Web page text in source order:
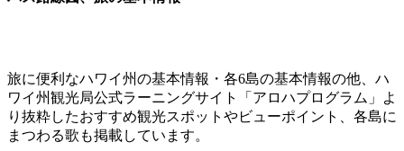
旅に便利なハワイ州の基本情報・各6島の基本情報の他、ハ
ワイ州観光局公式ラーニングサイト「アロハプログラム」よ
り抜粋したおすすめ観光スポットやビューポイント、各島に
まつわる歌も掲載しています。